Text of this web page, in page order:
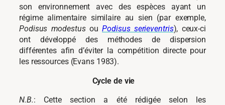
son environnement avec des espèces ayant un
régime alimentaire similaire au sien (par exemple,
Podisus modestusouPodisus serieventris), ceux-ci
ont développé des méthodes de dispersion
différentes afin d’éviter la compétition directe pour
les ressources (Evans 1983).
Cycle de vie
N.B.: Cette section a été rédigée selon les